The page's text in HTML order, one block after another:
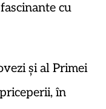
cu
și al Primei
în